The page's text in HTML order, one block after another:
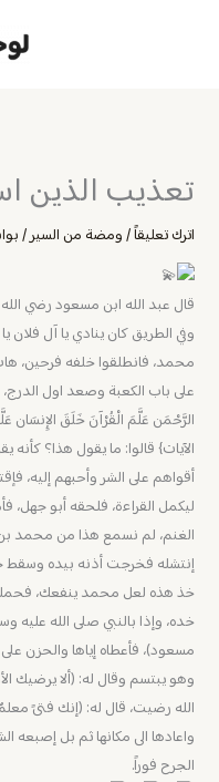
تعذيب الذين
اترك تعليقاً/ومضة من السير/
قال عبد الله ابن مسعود رضي
وفي الطريق كان ينادي يا آل فلان
محمد، فانطلقوا خلفه فرحين،
على باب الكعبة وصعد اول
الرَّحْمَن عَلَّمَ الْقُرْآنَ خَلَقَ الإِنسَان
الآيات} قالوا: ما يقول هذا؟ كأنه
أقواهم على الشر وأحبهم إليه،
ليكمل القراءة، فلحقه أبو جهل،
الغنم، لم نسمع هذا من محمد
إنتشله فخرجت أذنه بيده وسقط
خذ هذه لعل محمد ينفعك،
خده، وإذا بالنبي صلى الله عليه
مسعود)، فأعطاه إياها والحزن
وهو يبتسم وقال له: (ألا يرضيك
الله رضيت، قال له: (إنك فتىً
واعادها الى مكانها ثم بل إصبعه
الجرح فوراً.